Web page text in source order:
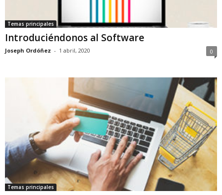
Temas principales
Introduciéndonos al Software
Joseph Ordóñez - 1 abril, 2020 0
Temas principales